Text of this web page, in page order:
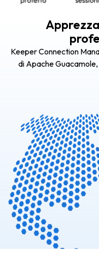
Keeper Connection
di Apache